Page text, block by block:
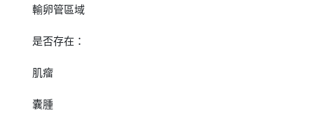
輸卵管區域
是否存在：
肌瘤
囊腫